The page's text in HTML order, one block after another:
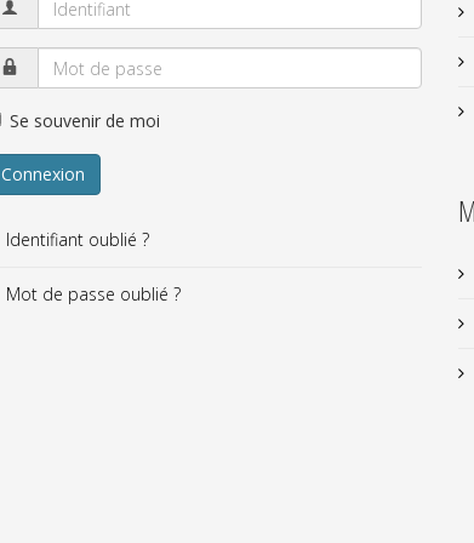
Se souvenir de moi
Connexion
Identifiant oublié ?
Mot de passe oublié ?